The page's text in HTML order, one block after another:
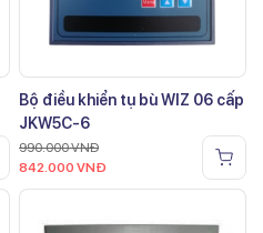
Bộ điều khiển tụ bù WIZ 06 cấp
JKW5C-6
990.000VNĐ
842.000 VNĐ